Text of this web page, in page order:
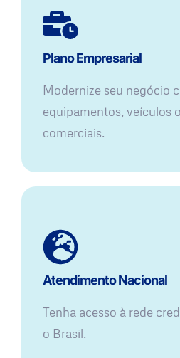
Plano Empresarial
Modernize seu negócio
equipamentos, veículos
comerciais.
Atendimento Nacional
Tenha acesso à rede
o Brasil.